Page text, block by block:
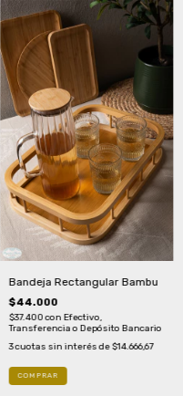
Bandeja Rectangular Bambu
$44.000
$37.400con Efectivo,
Transferencia o Depósito Bancario
3cuotas sin interés de$14.666,67